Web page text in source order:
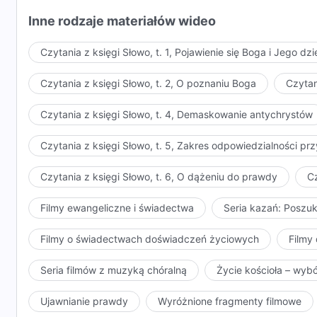
swoim sercu aktualną trudną sytuację między
Chociaż ostatnio wiele mówiliśmy i rozmawialiśmy,
wystarczającego. Człowiek ma jeszcze przed sobą
przynaglać was do tego, ani powodować, abyście
uczuć. To, co dziś zrobiliście, może ujawniać i
kiedy to zrobiliście, po prostu chciałem wstać i
jak najlepiej. Tak więc w każdym Moim słowie i
aby wam przewodzić, abyście mogli mieć właściwe
Rozumiecie to, prawda? (Tak.) To wspaniałe.
usposobień Boga, aspektów tego, co Bóg ma i czym
zrozumienia nie wykracza poza przeczytanie słów
pomyślenie o nich. Tym, czego ludziom najbardziej
z rzeczywistego doświadczenia. Chociaż Bóg
istnieje długa droga do przebycia, zanim serca
czuł, że Bóg zostawił ich na lodzie, że Bóg ich
wszyscy byli na drodze do dążenia do prawdy i
bez obaw, nie niosąc ze sobą żadnych obciążeń. Bez
Inne rodzaje materiałów wideo
Czytania z księgi Słowo, t. 1, Pojawienie się Boga i Jego
Czytania z księgi Słowo, t. 2, O poznaniu Boga
Czytania z księgi Słowo, t. 4, Demaskowanie antychrystów
Czytania z księgi Słowo, t. 5, Zakres odpowiedzialności
Czytania z księgi Słowo, t. 6, O dążeniu do prawdy
Filmy ewangeliczne i świadectwa Seria kazań:
Filmy o świadectwach doświadczeń życiowych Filmy
Seria filmów z muzyką chóralną Życie kościoła –
Ujawnianie prawdy Wyróżnione fragmenty filmowe